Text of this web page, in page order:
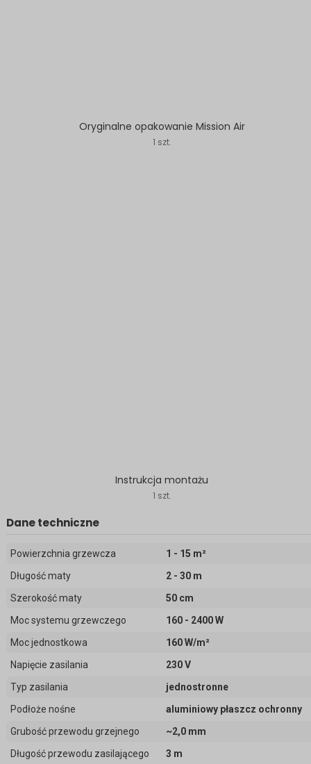
Oryginalne opakowanie Mission Air
1 szt.
Instrukcja montażu
1 szt.
Dane techniczne
Powierzchnia grzewcza
1 - 15 m²
Długość maty
2 - 30 m
Szerokość maty
50 cm
Moc systemu grzewczego
160 - 2400 W
Moc jednostkowa
160 W/m²
Napięcie zasilania
230 V
Typ zasilania
jednostronne
Podłoże nośne
aluminiowy płaszcz ochronny
Grubość przewodu grzejnego
~2,0 mm
Długość przewodu zasilającego
3 m